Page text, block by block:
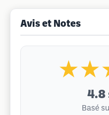
Avis et Notes
4.8
Basé